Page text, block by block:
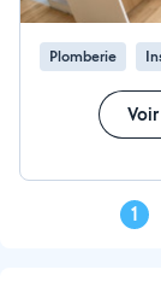
Plomberie
1